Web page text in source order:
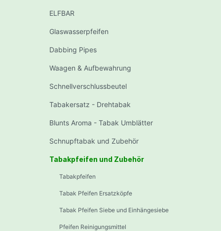
ELFBAR
Glaswasserpfeifen
Dabbing Pipes
Waagen & Aufbewahrung
Schnellverschlussbeutel
Tabakersatz - Drehtabak
Blunts Aroma - Tabak Umblätter
Schnupftabak und Zubehör
Tabakpfeifen und Zubehör
Tabakpfeifen
Tabak Pfeifen Ersatzköpfe
Tabak Pfeifen Siebe und Einhängesiebe
Pfeifen Reinigungsmittel